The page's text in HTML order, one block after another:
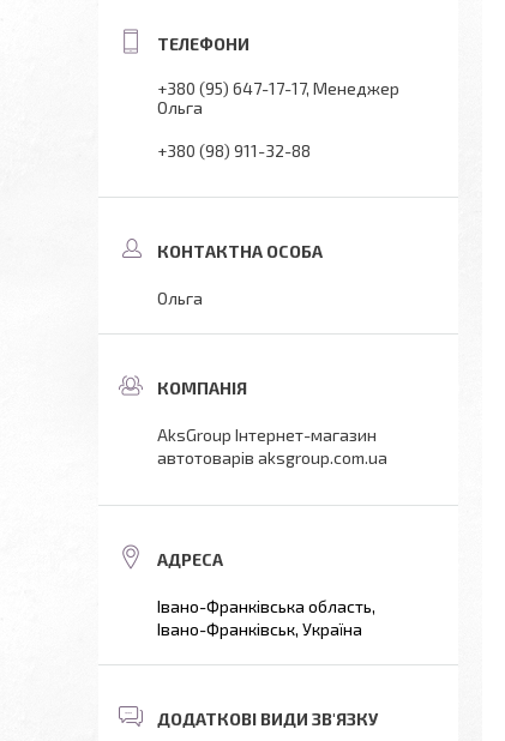
+380 (95) 647-17-17 Менеджер
Ольга
+380 (98) 911-32-88
Ольга
AksGroup Інтернет-магазин
автотоварів aksgroup.com.ua
Івано-Франківська область,
Івано-Франківськ, Україна